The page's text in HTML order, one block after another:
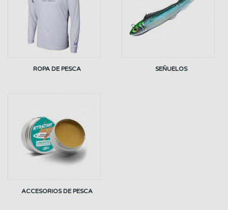
ROPA DE PESCA SEÑUELOS
ACCESORIOS DE PESCA